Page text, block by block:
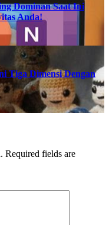
Dominan Saat Ini
Anda!
Tiga Dimensi Dengan
Required fields are